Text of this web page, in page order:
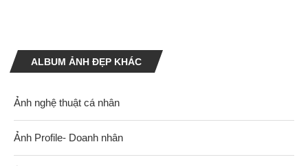
ALBUM ẢNH ĐẸP KHÁC
Ảnh nghệ thuật cá nhân
Ảnh Profile- Doanh nhân